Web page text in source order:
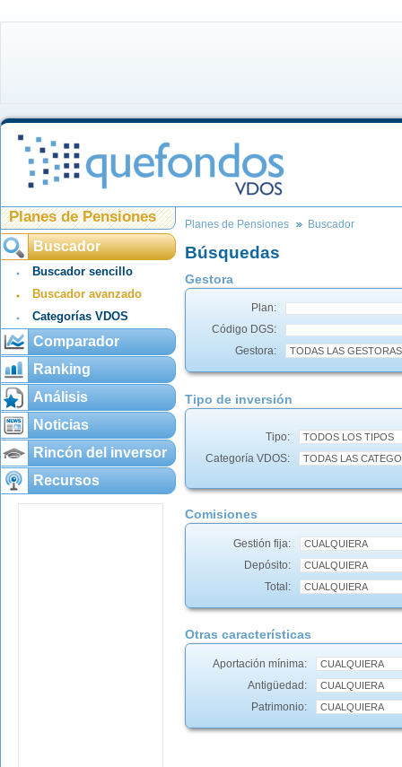
Planes de Pensiones
Buscador
Buscador sencillo
Buscador avanzado
Categorías VDOS
Comparador
Ranking
Análisis
Noticias
Rincón del inversor
Recursos
Planes de Pensiones Buscador
Búsquedas
Gestora
Plan:
Código DGS:
Gestora:
Tipo de inversión
Tipo:
Categoría VDOS:
Comisiones
Gestión fija:
Depósito:
Total:
Otras características
Aportación mínima:
Antigüedad:
Patrimonio: